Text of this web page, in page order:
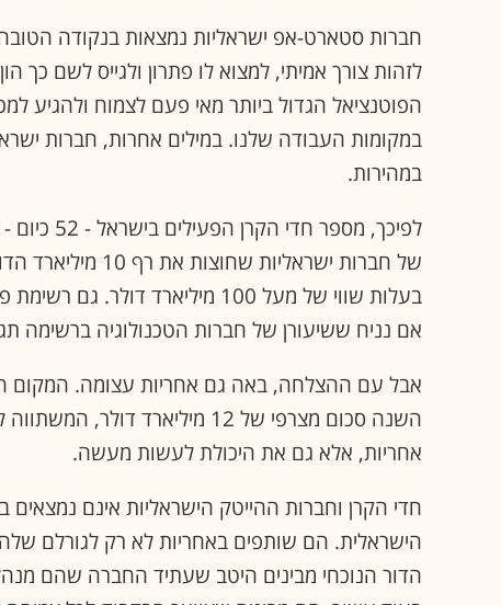
חברות סטארט-אפ ישראליות נמצאות בנקודה הטובה
לזהות צורך אמיתי, למצוא לו פתרון ולגייס לשם כך
הפוטנציאל הגדול ביותר מאי פעם לצמוח ולהגיע
במקומות העבודה שלנו. במילים אחרות, חברות
במהירות.
לפיכך,
של חברות
בעלות שווי של מעל 100
אם נניח ששיעורן של חברות הטכנולוגיה ברשימה
אבל עם ההצלחה, באה גם אחריות עצומה. המקום
אחריות, אלא גם את היכולת לעשות מעשה.
חדי הקרן וחברות ההייטק הישראליות אינם
הישראלית. הם שותפים באחריות לא רק לגורלם
הדור הנוכחי מבינים היטב שעתיד החברה שהם